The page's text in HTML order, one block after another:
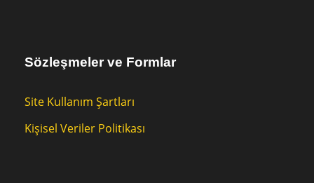
Sözleşmeler ve Formlar
Site Kullanım Şartları
Kişisel Veriler Politikası